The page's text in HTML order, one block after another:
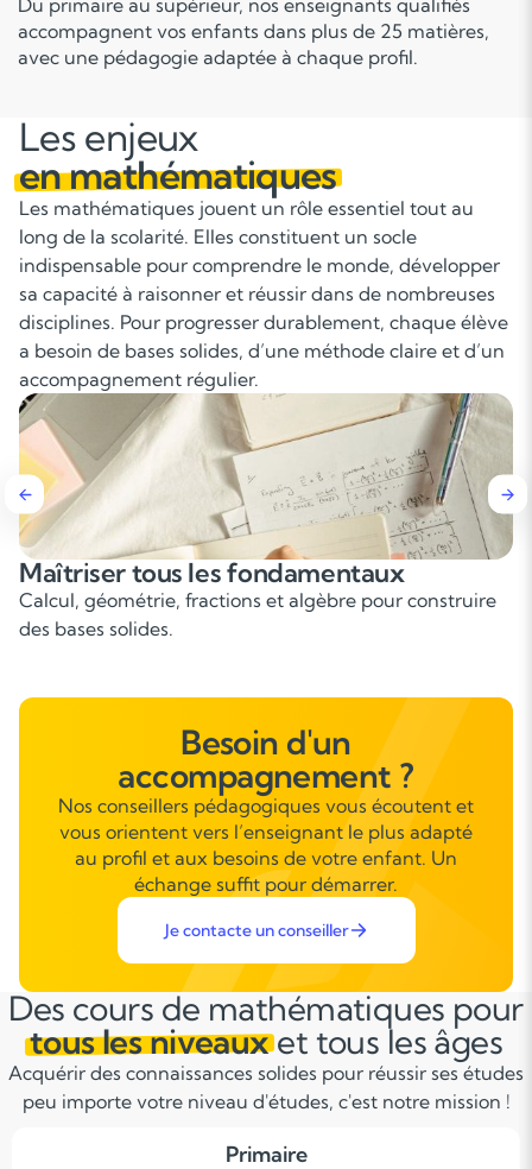
Du primaire au supérieur, nos enseignants qualifiés
accompagnent vos enfants dans plus de 25 matières,
avec une pédagogie adaptée à chaque profil.
Les enjeux
en mathématiques
Les mathématiques jouent un rôle essentiel tout au
long de la scolarité. Elles constituent un socle
indispensable pour comprendre le monde, développer
sa capacité à raisonner et réussir dans de nombreuses
disciplines. Pour progresser durablement, chaque élève
a besoin de bases solides, d’une méthode claire et d’un
accompagnement régulier.
Développer la logique et le raisonnement
Apprendre à résoudre des problèmes étape par étape.
Besoin d'un
accompagnement ?
Nos conseillers pédagogiques vous écoutent et
vous orientent vers l’enseignant le plus adapté
au profil et aux besoins de votre enfant. Un
échange suffit pour démarrer.
Je contacte un conseiller
Des cours de mathématiques pour
tous les niveauxet tous les âges
Acquérir des connaissances solides pour réussir ses études
peu importe votre niveau d'études, c'est notre mission !
Primaire